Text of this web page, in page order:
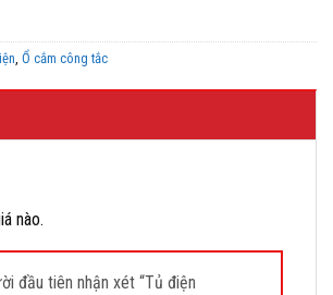
, Ổ cắm công tắc
nào.
đầu tiên nhận xét “Tủ điện